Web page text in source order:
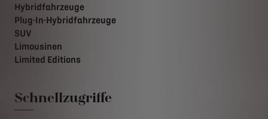
Hybridfahrzeuge
Plug-In-Hybridfahrzeuge
SUV
Limousinen
Limited Editions
Schnellzugriffe